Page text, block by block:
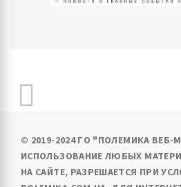
© 2019-2024 ГО "ПОЛЕМИКА ВЕБ-
ИСПОЛЬЗОВАНИЕ ЛЮБЫХ
НА САЙТЕ, РАЗРЕШАЕТСЯ ПРИ